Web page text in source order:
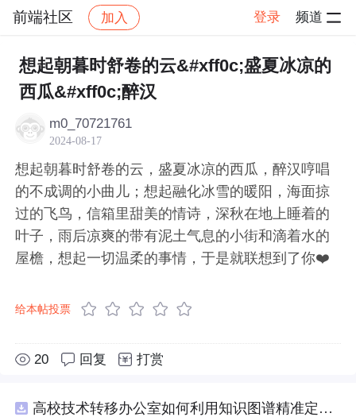
前端社区 加入 登录 频道
社区 前端社区 感慨 帖子详情
想起朝暮时舒卷的云&#xff0c;盛夏冰凉的
西瓜&#xff0c;醉汉
m0_70721761
2024-08-17
想起朝暮时舒卷的云，盛夏冰凉的西瓜，醉汉哼唱
的不成调的小曲儿；想起融化冰雪的暖阳，海面掠
过的飞鸟，信箱里甜美的情诗，深秋在地上睡着的
叶子，雨后凉爽的带有泥土气息的小街和滴着水的
屋檐，想起一切温柔的事情，于是就联想到了你❤️
给本帖投票
20 回复 打赏
高校技术转移办公室如何利用知识图谱精准定位产业需求与技术适配点？.docx